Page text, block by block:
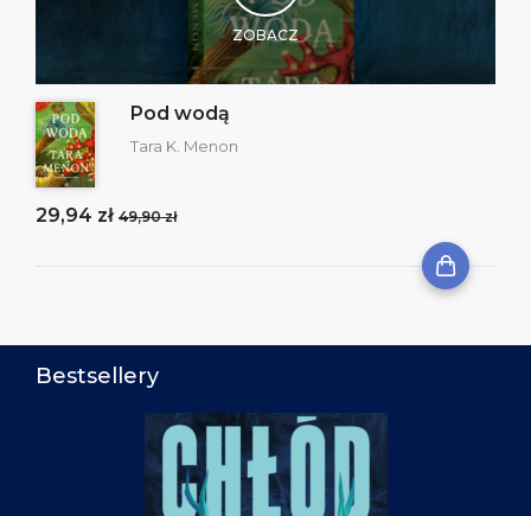
ZOBACZ
Pod wodą
Tara K. Menon
29,94 zł 49,90 zł
Bestsellery